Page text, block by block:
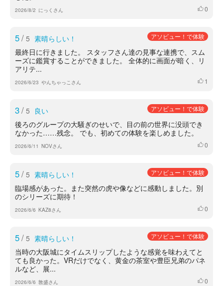
2026/8/2 にっくさん いいね
0
5/ 5 素晴らしい！ アソビュー！で体験
最終日に行きました。 スタッフさん達の見事な連携で、スム
ーズに鑑賞することができました。 全体的に画面が暗く、リ
アリテ...
2026/6/23 やんちゃっこさん いいね
1
3/ 5 良い アソビュー！で体験
後ろのグループの大騒ぎのせいで、目の前の世界に没頭でき
なかった……残念。 でも、初めての体験を楽しめました。
2026/6/11 NOVさん いいね
0
5/ 5 素晴らしい！ アソビュー！で体験
臨場感があった。また突然の虎や像などに感動しました。別
のシリーズに期待！
2026/6/6 KAZ8さん いいね
0
5/ 5 素晴らしい！ アソビュー！で体験
当時の大阪城にタイムスリップしたような感覚を味わえてと
ても良かった。VRだけでなく、黄金の茶室や豊臣兄弟のパネ
ルなど、展...
2026/6/6 敦盛さん いいね
0